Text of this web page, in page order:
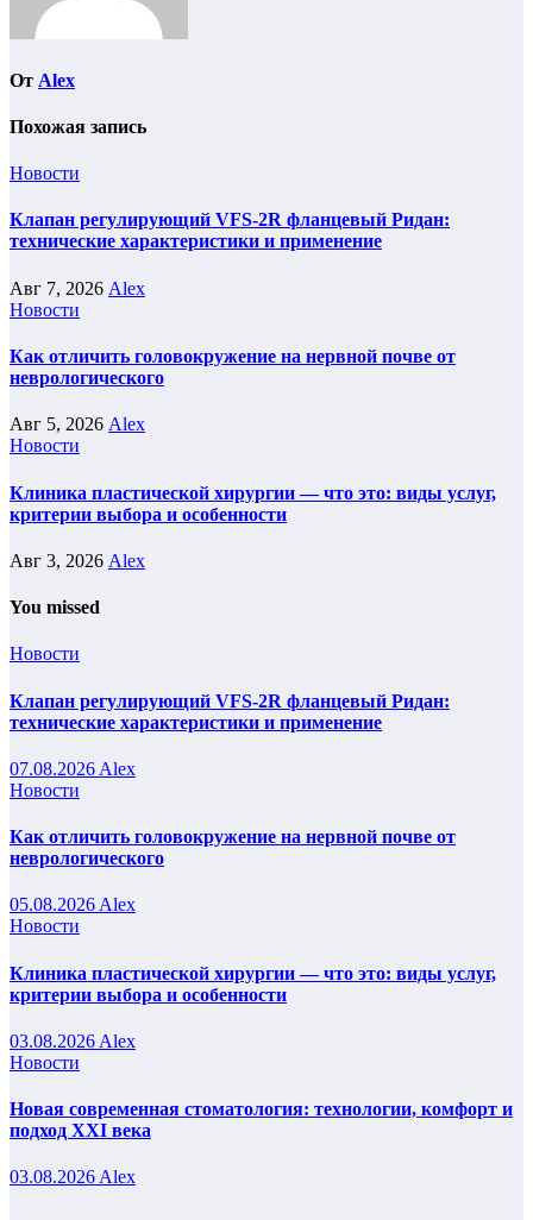
От Alex
Похожая запись
Новости
Клапан регулирующий VFS-2R фланцевый Ридан:
технические характеристики и применение
Авг 7, 2026 Alex
Новости
Как отличить головокружение на нервной почве от
неврологического
Авг 5, 2026 Alex
Новости
Клиника пластической хирургии — что это: виды услуг,
критерии выбора и особенности
Авг 3, 2026 Alex
You missed
Новости
Клапан регулирующий VFS-2R фланцевый Ридан:
технические характеристики и применение
07.08.2026 Alex
Новости
Как отличить головокружение на нервной почве от
неврологического
05.08.2026 Alex
Новости
Клиника пластической хирургии — что это: виды услуг,
критерии выбора и особенности
03.08.2026 Alex
Новости
Новая современная стоматология: технологии, комфорт и
подход XXI века
03.08.2026Alex